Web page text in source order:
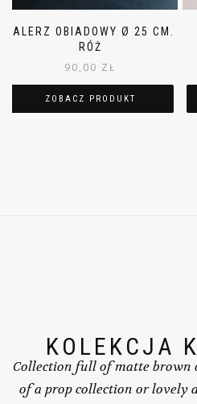
TALERZ OBIADOWY Ø 25 CM.
RÓŻ
90,00 ZŁ
ZOBACZ PRODUKT
KOLEKCJA
Collection full of matte brown
of a prop collection or lovely